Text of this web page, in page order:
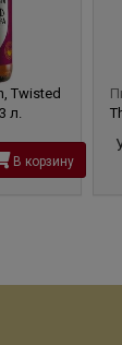
Twisted
л.
В корзину